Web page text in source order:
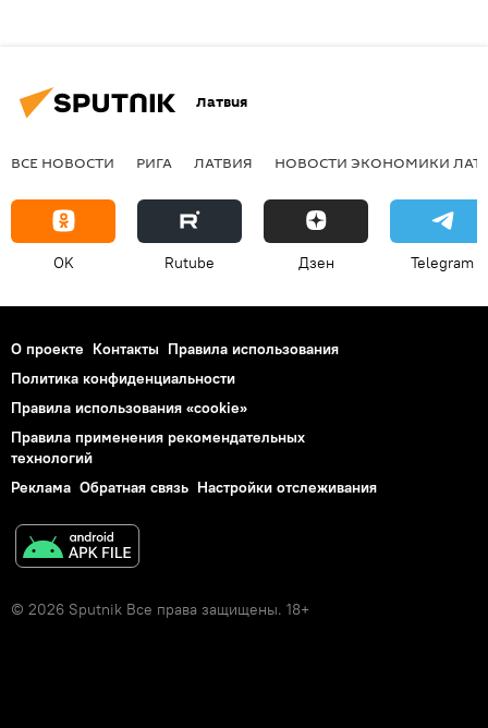
Латвия
ВСЕ НОВОСТИ РИГА ЛАТВИЯ НОВОСТИ ЭКОНОМИКИ
OK Rutube Дзен Telegram
О проекте Контакты Правила использования
Политика конфиденциальности
Правила использования «cookie»
Правила применения рекомендательных
технологий
Реклама Обратная связь Настройки отслеживания
© 2026 Sputnik Все права защищены. 18+